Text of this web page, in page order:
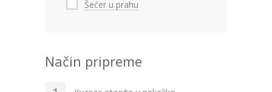
Šećer u prahu
Način pripreme